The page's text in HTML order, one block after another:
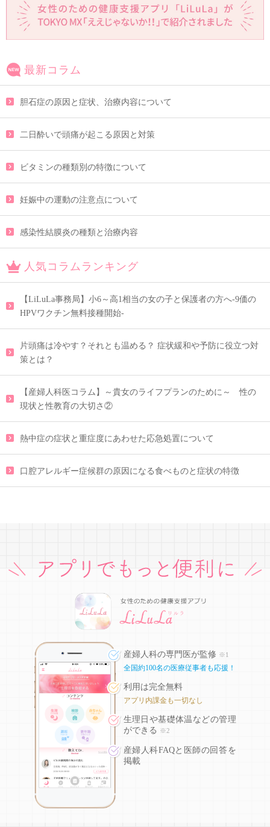
最新コラム
胆石症の原因と症状、治療内容について
二日酔いで頭痛が起こる原因と対策
ビタミンの種類別の特徴について
妊娠中の運動の注意点について
感染性結膜炎の種類と治療内容
人気コラムランキング
【LiLuLa事務局】小6～高1相当の女の子と保護者の方へ-9価の
HPVワクチン無料接種開始-
片頭痛は冷やす？それとも温める？ 症状緩和や予防に役立つ対
策とは？
【産婦人科医コラム】～貴女のライフプランのために～ 性の
現状と性教育の大切さ②
熱中症の症状と重症度にあわせた応急処置について
口腔アレルギー症候群の原因になる食べものと症状の特徴
産婦人科の専門医が監修 ※1
全国約100名の医療従事者も応援！
利用は完全無料
アプリ内課金も一切なし
生理日や基礎体温などの管理
ができる
※2
産婦人科FAQと医師の回答を
掲載